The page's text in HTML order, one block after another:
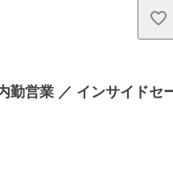
勤営業 ／ インサイドセ